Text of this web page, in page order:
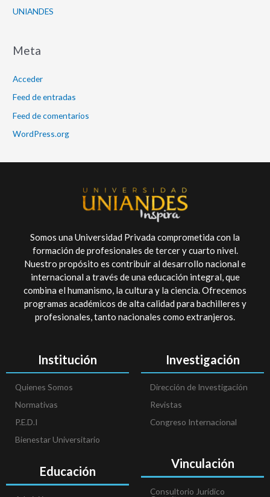
UNIANDES
Meta
Acceder
Feed de entradas
Feed de comentarios
WordPress.org
Somos una Universidad Privada comprometida con la
formación de profesionales de tercer y cuarto nivel.
Nuestro propósito es contribuir al desarrollo nacional e
internacional a través de una educación integral, que
combina el humanismo, la cultura y la ciencia. Ofrecemos
programas académicos de alta calidad para bachilleres y
profesionales, tanto nacionales como extranjeros.
Institución
Quienes Somos
Normativas
P.E.D.I
Bienestar Universitario
Educación
Investigación
Dirección de Investigación
Revistas
Congreso Internacional
Vinculación
Consultorio Jurídico